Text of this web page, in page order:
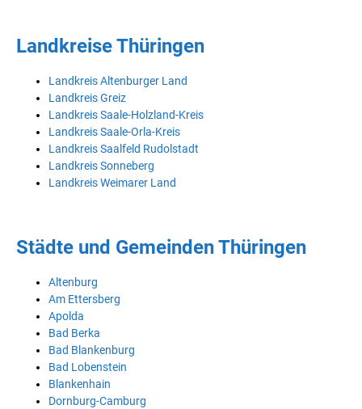
Landkreise Thüringen
Landkreis Altenburger Land
Landkreis Greiz
Landkreis Saale-Holzland-Kreis
Landkreis Saale-Orla-Kreis
Landkreis Saalfeld Rudolstadt
Landkreis Sonneberg
Landkreis Weimarer Land
Städte und Gemeinden Thüringen
Altenburg
Am Ettersberg
Apolda
Bad Berka
Bad Blankenburg
Bad Lobenstein
Blankenhain
Dornburg-Camburg